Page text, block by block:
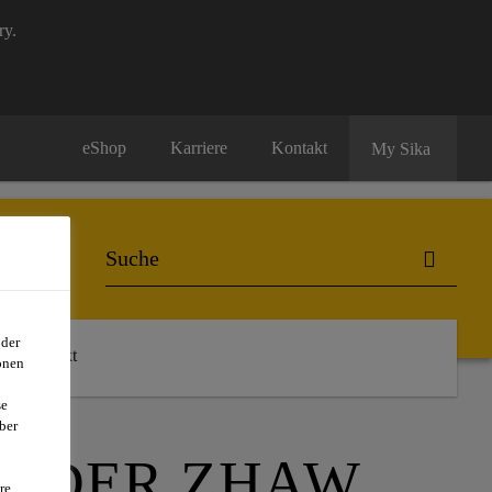
eShop Karriere Kontakt My Sika
Kontakt